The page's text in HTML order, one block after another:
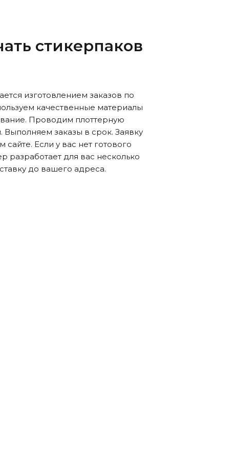
стикерпаков
изготовлением заказов по
качественные материалы
Проводим плоттерную
заказы в срок. Заявку
Если у вас нет готового
разработает для вас несколько
до вашего адреса.